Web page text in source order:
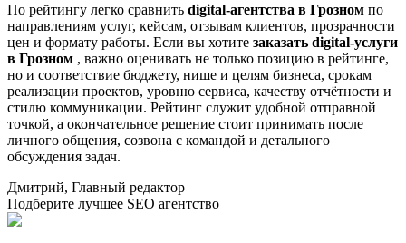
По рейтингу легко сравнить digital-агентства в Грозном по
направлениям услуг, кейсам, отзывам клиентов, прозрачности
цен и формату работы. Если вы хотите заказать digital-услуги
в Грозном , важно оценивать не только позицию в рейтинге,
но и соответствие бюджету, нише и целям бизнеса, срокам
реализации проектов, уровню сервиса, качеству отчётности и
стилю коммуникации. Рейтинг служит удобной отправной
точкой, а окончательное решение стоит принимать после
личного общения, созвона с командой и детального
обсуждения задач.
Дмитрий, Главный редактор
Подберите лучшее SEO агентство